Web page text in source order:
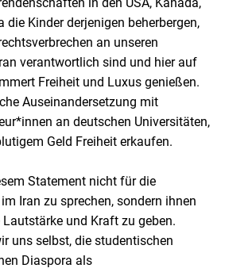
die Kinder derjenigen beherbergen,
an unseren
verantwortlich sind und hier auf
Freiheit und Luxus genießen.
Auseinandersetzung mit
an deutschen Universitäten,
Geld Freiheit erkaufen.
Statement nicht für die
Iran zu sprechen, sondern ihnen
und Kraft zu geben.
uns selbst, die studentischen
Diaspora als